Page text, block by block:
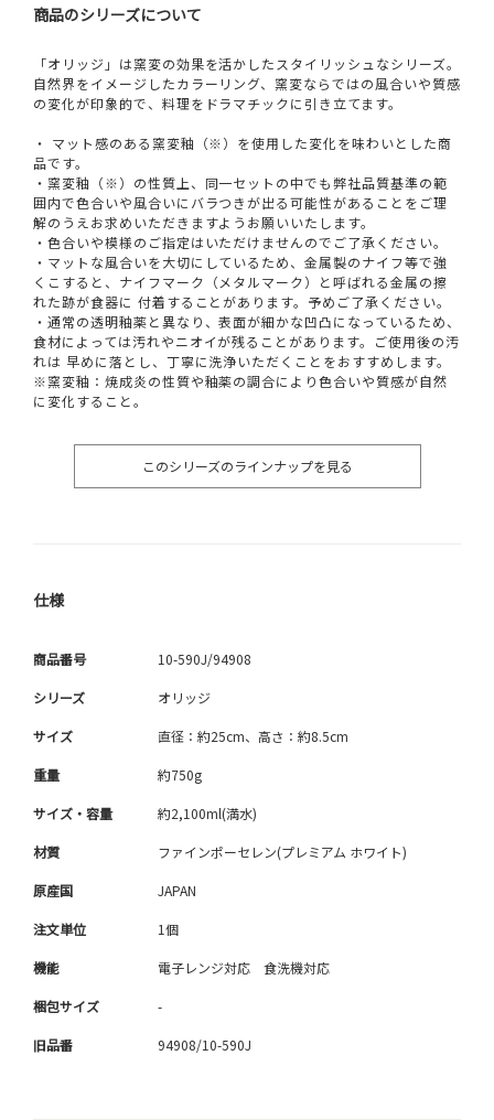
商品のシリーズについて
「オリッジ」は窯変の効果を活かしたスタイリッシュなシリーズ。
自然界をイメージしたカラーリング、窯変ならではの風合いや質感
の変化が印象的で、料理をドラマチックに引き立てます。
・ マット感のある窯変釉（※）を使用した変化を味わいとした商
品です。
・窯変釉（※）の性質上、同一セットの中でも弊社品質基準の範
囲内で色合いや風合いにバラつきが出る可能性があることをご理
解のうえお求めいただきますようお願いいたします。
・色合いや模様のご指定はいただけませんのでご了承ください。
・マットな風合いを大切にしているため、金属製のナイフ等で強
くこすると、ナイフマーク（メタルマーク）と呼ばれる金属の擦
れた跡が食器に 付着することがあります。予めご了承ください。
・通常の透明釉薬と異なり、表面が細かな凹凸になっているため、
食材によっては汚れやニオイが残ることがあります。ご使用後の汚
れは 早めに落とし、丁寧に洗浄いただくことをおすすめします。
※窯変釉：焼成炎の性質や釉薬の調合により色合いや質感が自然
に変化すること。
このシリーズのラインナップを見る
仕様
商品番号 10-590J/94908
シリーズ オリッジ
サイズ 直径：約25cm、高さ：約8.5cm
重量 約750g
サイズ・容量 約2,100ml(満水)
材質 ファインポーセレン(プレミアム ホワイト)
原産国 JAPAN
注文単位 1個
機能 電子レンジ対応 食洗機対応
梱包サイズ -
旧品番 94908/10-590J